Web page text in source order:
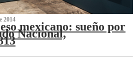
2014
mexicano: sueño por
Nacional,